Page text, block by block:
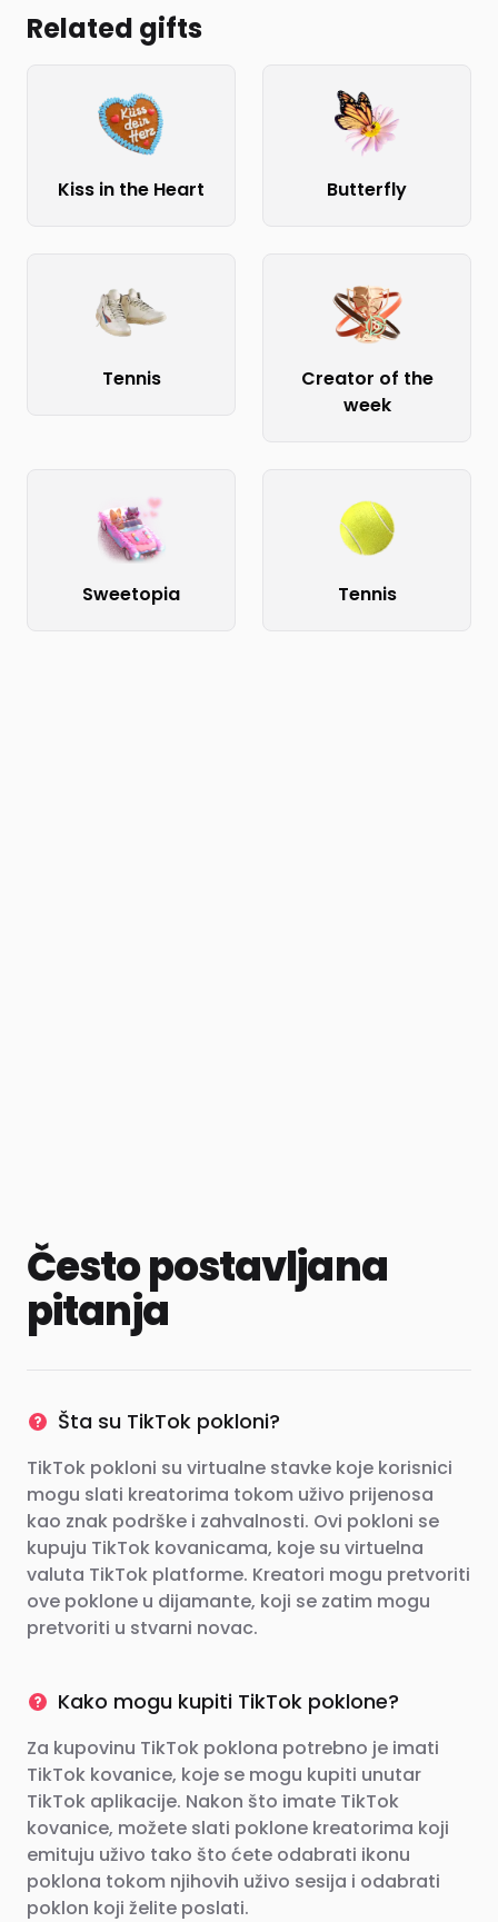
Related gifts
Kiss in the Heart Butterfly
Tennis
Creator of the
week
Sweetopia Tennis
Često postavljana
pitanja
Šta su TikTok pokloni?
TikTok pokloni su virtualne stavke koje korisnici
mogu slati kreatorima tokom uživo prijenosa
kao znak podrške i zahvalnosti. Ovi pokloni se
kupuju TikTok kovanicama, koje su virtuelna
valuta TikTok platforme. Kreatori mogu pretvoriti
ove poklone u dijamante, koji se zatim mogu
pretvoriti u stvarni novac.
Kako mogu kupiti TikTok poklone?
Za kupovinu TikTok poklona potrebno je imati
TikTok kovanice, koje se mogu kupiti unutar
TikTok aplikacije. Nakon što imate TikTok
kovanice, možete slati poklone kreatorima koji
emituju uživo tako što ćete odabrati ikonu
poklona tokom njihovih uživo sesija i odabrati
poklon koji želite poslati.